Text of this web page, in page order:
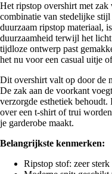
Het ripstop overshirt met zak
combinatie van stedelijke
duurzaam ripstop materiaal,
duurzaamheid terwijl het
tijdloze ontwerp past
het nu voor een casual uitje
Dit overshirt valt op door de
De zak aan de voorkant
verzorgde esthetiek
over een t-shirt of trui
je garderobe maakt.
Belangrijkste kenmerken:
Ripstop stof: zeer